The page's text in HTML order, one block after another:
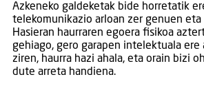
Azkeneko galdeketak bide horretatik
telekomunikazio arloan zer genuen eta
Hasieran haurraren egoera fisikoa
gehiago, gero garapen intelektuala ere
ziren, haurra hazi ahala, eta orain bizi
dute arreta handiena.